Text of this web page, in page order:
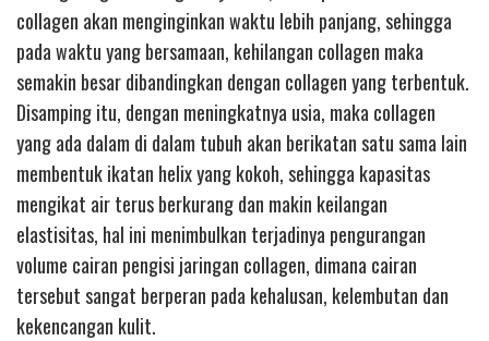
collagen akan menginginkan waktu lebih panjang, sehingga
pada waktu yang bersamaan, kehilangan collagen maka
semakin besar dibandingkan dengan collagen yang terbentuk.
Disamping itu, dengan meningkatnya usia, maka collagen
yang ada dalam di dalam tubuh akan berikatan satu sama lain
membentuk ikatan helix yang kokoh, sehingga kapasitas
mengikat air terus berkurang dan makin keilangan
elastisitas, hal ini menimbulkan terjadinya pengurangan
volume cairan pengisi jaringan collagen, dimana cairan
tersebut sangat berperan pada kehalusan, kelembutan dan
kekencangan kulit.